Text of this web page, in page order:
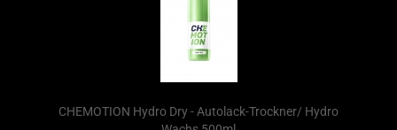
CHEMOTION Hydro Dry - Autolack-Trockner/ Hydro